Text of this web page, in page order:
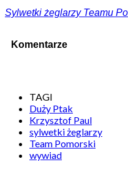
Sylwetki żeglarzy Teamu
Komentarze
TAGI
Duży Ptak
Krzysztof Paul
sylwetki żeglarzy
Team Pomorski
wywiad